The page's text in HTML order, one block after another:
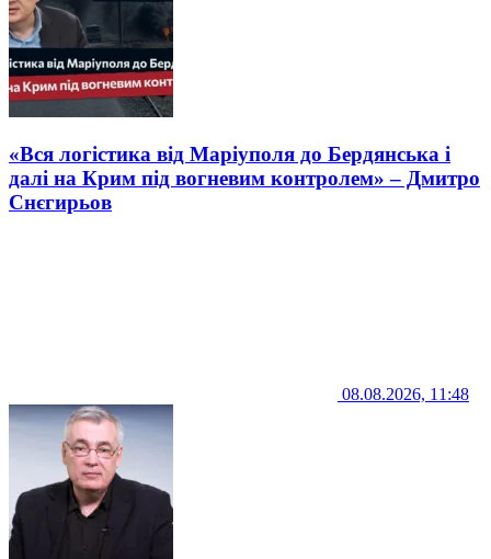
«Вся логістика від Маріуполя до Бердянська і
далі на Крим під вогневим контролем» – Дмитро
Снєгирьов
08.08.2026, 11:48